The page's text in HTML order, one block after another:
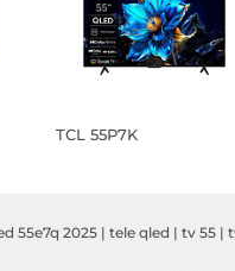
TCL 55P7K
55e7q 2025 | tele qled | tv 55 |